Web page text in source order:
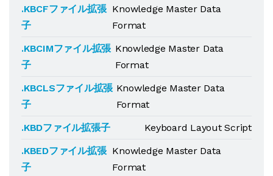
.KBCFファイル拡張
子
Knowledge Master Data
Format
.KBCIMファイル拡張
子
Knowledge Master Data
Format
.KBCLSファイル拡張
子
Knowledge Master Data
Format
.KBDファイル拡張子
Keyboard Layout Script
.KBEDファイル拡張
子
Knowledge Master Data
Format